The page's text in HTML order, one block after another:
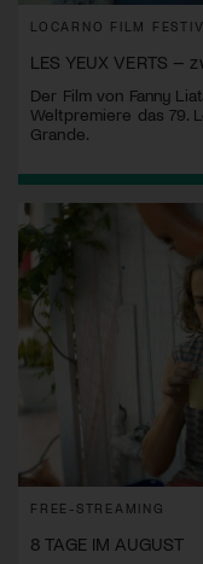
LOCARNO FILM
LES YEUX VERTS –
Der Film von Fanny
Weltpremiere das 79.
Grande.
FREE-STREAMING
8 TAGE IM AUGUST